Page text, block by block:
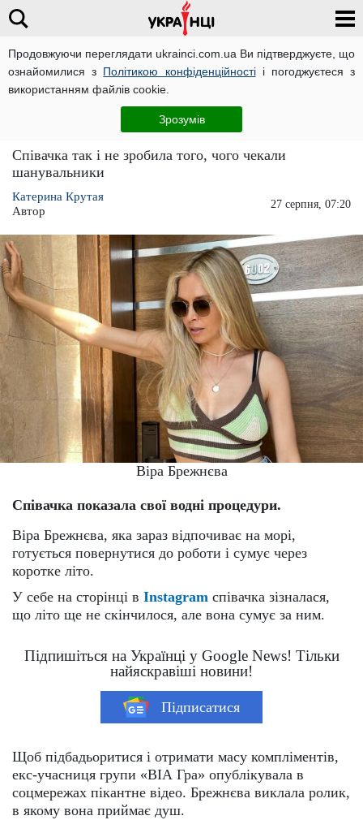
Продовжуючи переглядати ukrainci.com.ua Ви підтверджуєте, що
ознайомилися з Політикою конфіденційностіі погоджуєтеся з
використанням файлів cookie.
Зрозумів
Віра Брежнєва показала, як голяка приймає
Співачка так і не зробила того, чого чекали
шанувальники
Катерина Крутая
Автор
27 серпня, 07:20
Віра Брежнєва
Співачка показала свої водні процедури.
Віра Брежнєва, яка зараз відпочиває на морі,
готується повернутися до роботи і сумує через
коротке літо.
У себе на сторінці в Instagram співачка зізналася,
що літо ще не скінчилося, але вона сумує за ним.
Підпишіться на Українці у Google News! Тільки
найяскравіші новини!
Підписатися
Щоб підбадьоритися і отримати масу компліментів,
екс-учасниця групи «ВІА Гра» опублікувала в
соцмережах пікантне відео. Брежнєва виклала ролик,
в якому вона приймає душ.